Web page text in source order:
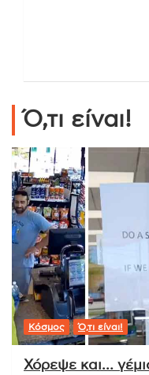
Ό,τι είναι!
Κόσμος Ό,τι είναι!
Χόρεψε και…